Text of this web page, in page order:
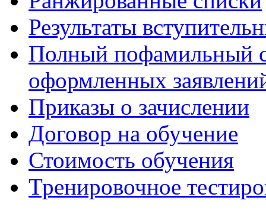
Результаты
Полный пофамильный
оформленных
Приказы о зачислении
Договор на обучение
Стоимость обучения
Тренировочное